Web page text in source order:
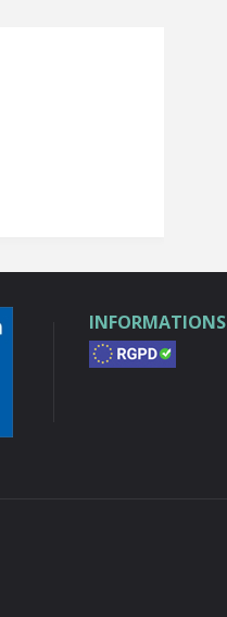
INFORMATIONS